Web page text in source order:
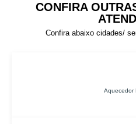
CONFIRA
Confira abaixo cidades/
Aquecedor